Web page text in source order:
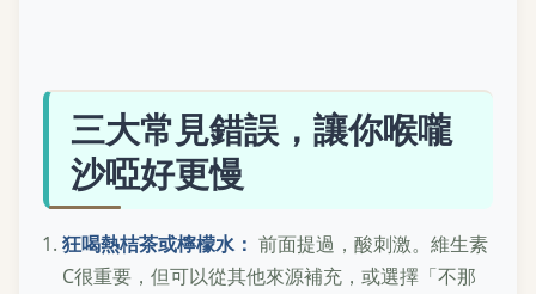
三大常見錯誤，讓你喉嚨
沙啞好更慢
狂喝熱桔茶或檸檬水： 前面提過，酸刺激。維生素
C很重要，但可以從其他來源補充，或選擇「不那